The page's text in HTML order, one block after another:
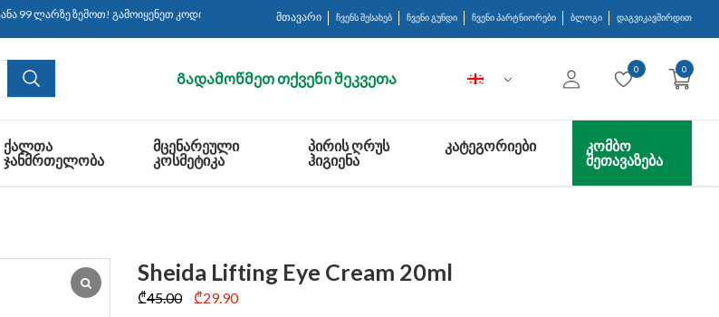
ზემოთ! გამოიყენეთ კოდი: CBS30 ყიდვისას! მთავარი ჩვენს შესახებ ჩვენი გუნდი ჩვენი პარტნიორები ბლოგი დაგვიკავშირდით
Გადამოწმეთ თქვენი შეკვეთა
0 0
ᲥᲐᲚᲗᲐ
ᲯᲐᲜᲛᲠᲗᲔᲚᲝᲑᲐ
ᲛᲪᲔᲜᲐᲠᲔᲣᲚᲘ
ᲙᲝᲡᲛᲔᲢᲘᲙᲐ
ᲞᲘᲠᲘᲡ ᲦᲠᲣᲡ
ᲰᲘᲒᲘᲔᲜᲐ
ᲙᲐᲢᲔᲒᲝᲠᲘᲔᲑᲘ
ᲙᲝᲛᲑᲝ
ᲨᲔᲗᲐᲕᲐᲖᲔᲑᲐ
Sheida Lifting Eye Cream 20ml
₾45.00
Original
₾29.90Current